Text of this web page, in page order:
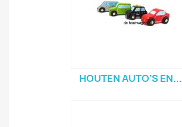
HOUTEN AUTO'S EN...